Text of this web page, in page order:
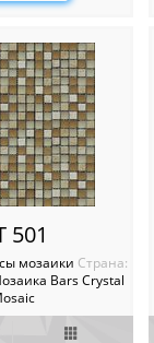
501
мозаики Cтрана:
Bars Crystal